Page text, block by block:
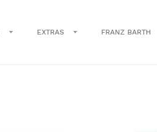
EXTRAS FRANZ BARTH